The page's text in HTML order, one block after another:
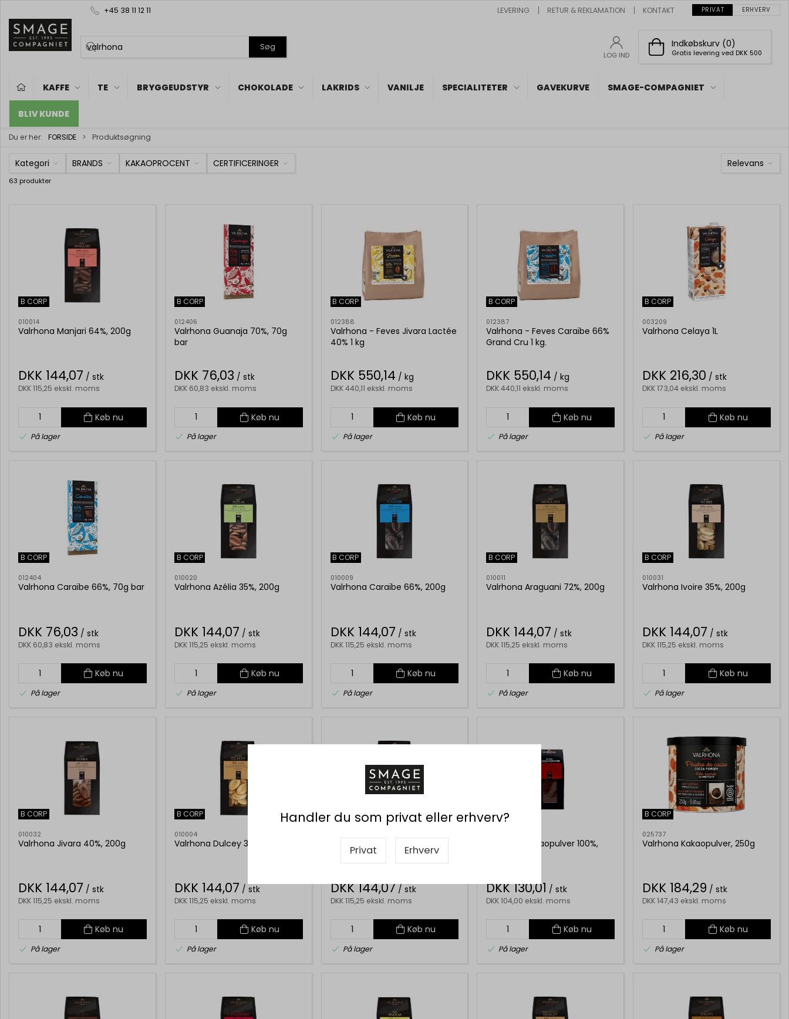
+45 38 11 12 11 LEVERING RETUR & REKLAMATION KONTAKT PRIVAT ERHVERV
Søg
LOG IND
Indkøbskurv (0)
Gratis levering ved DKK 500
KAFFE TE BRYGGEUDSTYR CHOKOLADE LAKRIDS VANILJE SPECIALITETER GAVEKURVE SMAGE-COMPAGNIET
BLIV KUNDE
Du er her: FORSIDE Produktsøgning
Handler du som privat eller erhverv?
Privat Erhverv
Kategori BRANDS KAKAOPROCENT CERTIFICERINGER Relevans
63 produkter
B CORP
010014
Valrhona Manjari 64%, 200g
DKK 144,07 / stk
DKK 115,25 ekskl. moms
Køb nu
På lager
B CORP
012406
Valrhona Guanaja 70%, 70g
bar
DKK 76,03 / stk
DKK 60,83 ekskl. moms
Køb nu
På lager
B CORP
012388
Valrhona - Feves Jivara Lactée
40% 1 kg
DKK 550,14 / kg
DKK 440,11 ekskl. moms
Køb nu
På lager
B CORP
012387
Valrhona - Feves Caraïbe 66%
Grand Cru 1 kg.
DKK 550,14 / kg
DKK 440,11 ekskl. moms
Køb nu
På lager
B CORP
003209
Valrhona Celaya 1L
DKK 216,30 / stk
DKK 173,04 ekskl. moms
Køb nu
På lager
B CORP
012404
Valrhona Caraïbe 66%, 70g bar
DKK 76,03 / stk
DKK 60,83 ekskl. moms
Køb nu
På lager
B CORP
010020
Valrhona Azélia 35%, 200g
DKK 144,07 / stk
DKK 115,25 ekskl. moms
Køb nu
På lager
B CORP
010009
Valrhona Caraïbe 66%, 200g
DKK 144,07 / stk
DKK 115,25 ekskl. moms
Køb nu
På lager
B CORP
010011
Valrhona Araguani 72%, 200g
DKK 144,07 / stk
DKK 115,25 ekskl. moms
Køb nu
På lager
B CORP
010031
Valrhona Ivoire 35%, 200g
DKK 144,07 / stk
DKK 115,25 ekskl. moms
Køb nu
På lager
B CORP
010032
Valrhona Jivara 40%, 200g
DKK 144,07 / stk
DKK 115,25 ekskl. moms
Køb nu
På lager
B CORP
010004
Valrhona Dulcey 35%, 200g
DKK 144,07 / stk
DKK 115,25 ekskl. moms
Køb nu
På lager
B CORP
DKK 144,07 / stk
DKK 115,25 ekskl. moms
Køb nu
På lager
Valrhona Kakaopulver 100%,
DKK 130,01 / stk
DKK 104,00 ekskl. moms
Køb nu
På lager
B CORP
025737
Valrhona Kakaopulver, 250g
DKK 184,29 / stk
DKK 147,43 ekskl. moms
Køb nu
På lager